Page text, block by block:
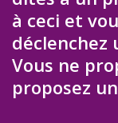
à ceci et
déclenchez
Vous ne
proposez